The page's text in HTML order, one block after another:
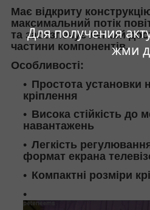
Для получения
жми
Має відкриту
максимальний потік
та забезпечує легкий
частини компонентів.
Особливості:
Простота установки
кріплення
Висока стійкість до
навантажень
Легкість
формат екрана
Компактні розміри